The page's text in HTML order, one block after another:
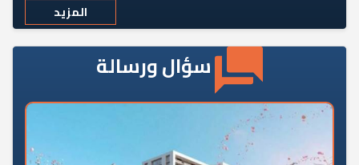
المزيد
سؤال ورسالة